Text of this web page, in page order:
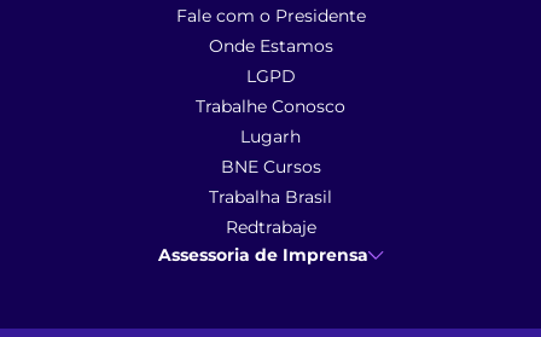
Fale com o Presidente
Onde Estamos
LGPD
Trabalhe Conosco
Lugarh
BNE Cursos
Trabalha Brasil
Redtrabaje
Assessoria de Imprensa
(41) 9 9102-1413